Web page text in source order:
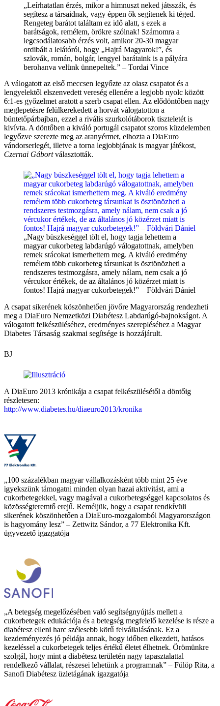
„Leírhatatlan érzés, mikor a himnuszt neked játsszák, és
segítesz a társaidnak, vagy éppen ők segítenek ki téged.
Rengeteg barátot találtam ez idő alatt, s ezek a
barátságok, remélem, örökre szólnak! Számomra a
legcsodálatosabb érzés volt, amikor 20-30 magyar
ordibált a lelátóról, hogy „Hajrá Magyarok!”, és
szlovák, román, bolgár, lengyel barátaink is a pályára
berohanva velünk ünnepeltek.” – Tordai Vince
A válogatott az első meccsen legyőzte az olasz csapatot és a
lengyelektől elszenvedett vereség ellenére a legjobb nyolc között
6:1-es győzelmet aratott a szerb csapat ellen. Az elődöntőben nagy
meglepetésre felülkerekedett a horvát válogatotton a
büntetőpárbajban, ezzel a rivális szurkolótáborok tiszteletét is
kivívta. A döntőben a kiváló portugál csapatot szoros küzdelemben
legyőzve szerezte meg az aranyérmet, elhozta a DiaEuro
vándorserlegét, illetve a torna legjobbjának is magyar játékost,
Czernai Gábortválasztották.
„Nagy büszkeséggel tölt el, hogy tagja lehettem a
magyar cukorbeteg labdarúgó válogatottnak, amelyben
remek srácokat ismerhettem meg. A kiváló eredmény
remélem több cukorbeteg társunkat is ösztönözheti a
rendszeres testmozgásra, amely nálam, nem csak a jó
vércukor értékek, de az általános jó közérzet miatt is
fontos! Hajrá magyar cukorbetegek!” – Földvári Dániel
A csapat sikerének köszönhetően jövőre Magyarország rendezheti
meg a DiaEuro Nemzetközi Diabétesz Labdarúgó-bajnokságot. A
válogatott felkészüléséhez, eredményes szerepléséhez a Magyar
Diabetes Társaság szakmai segítsége is hozzájárult.
BJ
A DiaEuro 2013 krónikája a csapat felkészülésétől a döntőig
részletesen:
http://www.diabetes.hu/diaeuro2013/kronika
„100 százalékban magyar vállalkozásként több mint 25 éve
igyekszünk támogatni minden olyan hazai aktivitást, ami a
cukorbetegekkel, vagy magával a cukorbetegséggel kapcsolatos és
közösségteremtő erejű. Reméljük, hogy a csapat rendkívüli
sikerének köszönhetően a DiaEuro-mozgalomból Magyarországon
is hagyomány lesz” – Zettwitz Sándor, a 77 Elektronika Kft.
ügyvezető igazgatója
„A betegség megelőzésében való segítségnyújtás mellett a
cukorbetegek edukációja és a betegség megfelelő kezelése is része a
diabétesz elleni harc szélesebb körű felvállalásának. Ez a
kezdeményezés jó példája annak, hogy időben elkezdett, hatásos
kezeléssel a cukorbetegek teljes értékű életet élhetnek. Örömünkre
szolgál, hogy mint a diabétesz területén nagy tapasztalattal
rendelkező vállalat, részesei lehetünk a programnak” – Fülöp Rita, a
Sanofi Diabétesz üzletágának igazgatója